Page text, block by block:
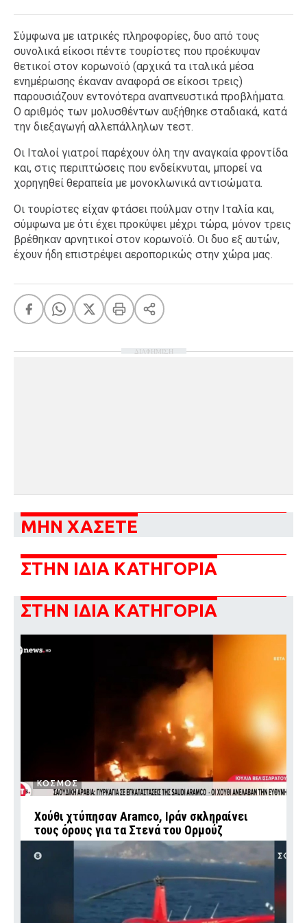
Σύμφωνα με ιατρικές πληροφορίες, δυο από τους
συνολικά είκοσι πέντε τουρίστες που προέκυψαν
θετικοί στον κορωνοϊό (αρχικά τα ιταλικά μέσα
ενημέρωσης έκαναν αναφορά σε είκοσι τρεις)
παρουσιάζουν εντονότερα αναπνευστικά προβλήματα.
Ο αριθμός των μολυσθέντων αυξήθηκε σταδιακά, κατά
την διεξαγωγή αλλεπάλληλων τεστ.
Οι Ιταλοί γιατροί παρέχουν όλη την αναγκαία φροντίδα
και, στις περιπτώσεις που ενδείκνυται, μπορεί να
χορηγηθεί θεραπεία με μονοκλωνικά αντισώματα.
Οι τουρίστες είχαν φτάσει πούλμαν στην Ιταλία και,
σύμφωνα με ότι έχει προκύψει μέχρι τώρα, μόνον τρεις
βρέθηκαν αρνητικοί στον κορωνοϊό. Οι δυο εξ αυτών,
έχουν ήδη επιστρέψει αεροπορικώς στην χώρα μας.
ΔΙΑΦΗΜΙΣΗ
ΜΗΝ ΧΑΣΕΤΕ
ΣΤΗΝ ΙΔΙΑ ΚΑΤΗΓΟΡΙΑ
ΣΤΗΝ ΙΔΙΑ ΚΑΤΗΓΟΡΙΑ
ΚΟΣΜΟΣ
Χούθι χτύπησαν Aramco, Ιράν σκληραίνει
τους όρους για τα Στενά του Ορμούζ